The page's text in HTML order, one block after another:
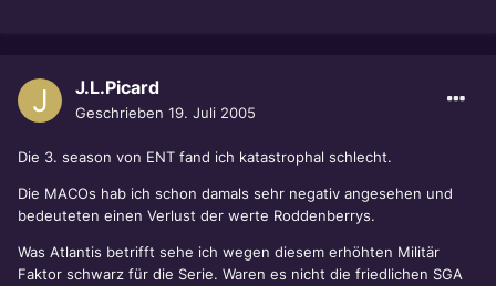
J.L.Picard
Geschrieben 19. Juli 2005
Die 3. season von ENT fand ich katastrophal schlecht.
Die MACOs hab ich schon damals sehr negativ angesehen und
bedeuteten einen Verlust der werte Roddenberrys.
Was Atlantis betrifft sehe ich wegen diesem erhöhten Militär
Faktor schwarz für die Serie. Waren es nicht die friedlichen SGA